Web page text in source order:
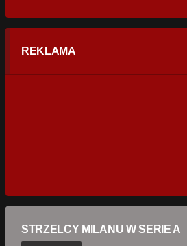
REKLAMA
STRZELCY MILANU W SERIE A